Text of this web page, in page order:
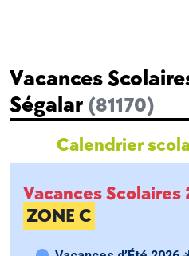
Vacances
Ségalar (81170)
Calendrier
Vacances
ZONE C